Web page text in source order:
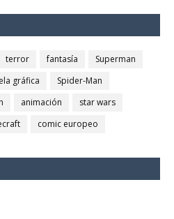
terror fantasía
Superman
gráfica
Spider-Man
animación
star wars
comic europeo